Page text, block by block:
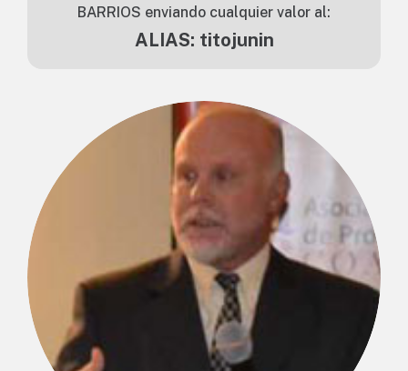
BARRIOS enviando cualquier valor al:
ALIAS: titojunin